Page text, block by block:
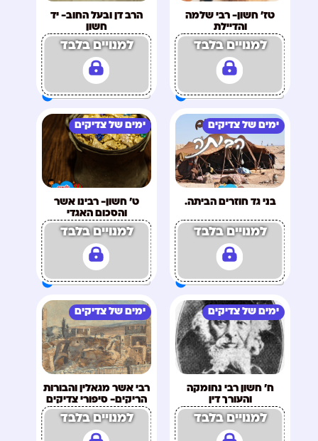
טז' חשון- רבי שלמה
והדיילת
למנויים בלבד
הרב דן ובעל החוב- יד
חשון
למנויים בלבד
ימים של צדיקים
בני גד חוזרים הביתה.
למנויים בלבד
ימים של צדיקים
ט' חשון- רבינו אשר
והסכום האגדי
למנויים בלבד
ימים של צדיקים
ח' חשון רבי נחומקה
והעורך דין
למנויים בלבד
ימים של צדיקים
רבי אשר מגאלין והבורות
הריקים- סיפורי צדיקים
ח' כסליו
למנויים בלבד